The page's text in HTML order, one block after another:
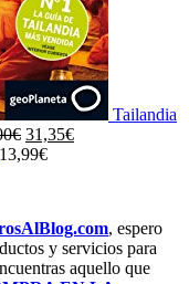
Tailandia
€ El
precio
31,35€El
13,99€
, espero
y servicios para
aquello que